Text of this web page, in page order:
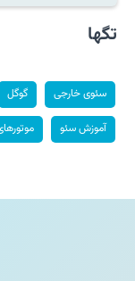
تگها
سئوی خارجی گوگل
آموزش سئو